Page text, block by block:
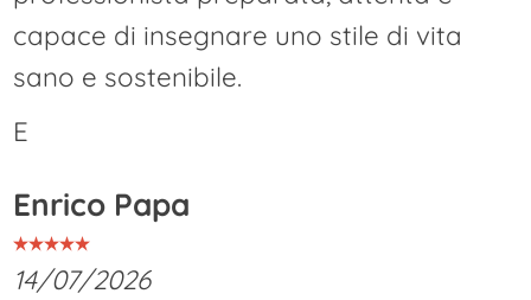
capace di insegnare uno stile di vita
sano e sostenibile.
E
Enrico Papa
14/07/2026